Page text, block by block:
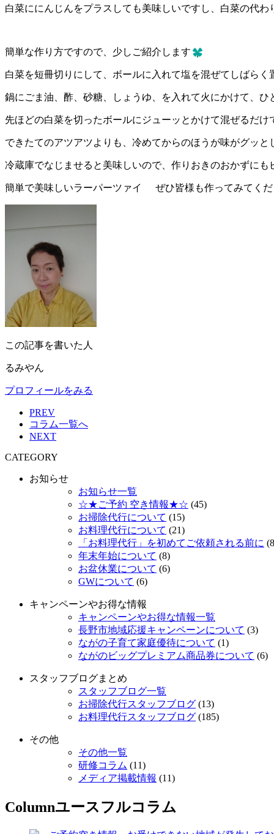
白菜ににんじんをプラスしても美味しいですし、白菜の代
簡単な作り方ですので、少しご紹介します
白菜を短冊切りにして、ボールに入れて塩を混ぜてしばらく
鍋にごま油、酢、砂糖、しょうゆ、を入れて火にかけて、ひ
先ほどの白菜を切ったボールにジューッとかけて混ぜるだけ
できたてのアツアツよりも、冷めてからのほうが味がグッと
冷蔵庫でなじませると美味しいので、作りおきのおかずにも
簡単で美味しいラーパーツァイ ぜひ皆様も作ってみてく
この記事を書いた人
るみやん
プロフィールをみる
PREV
コラム一覧へ
NEXT
CATEGORY
お知らせ
お知らせ一覧
☆★ご予約 空き情報★☆ (45)
お掃除代行について (15)
お料理代行について (21)
「お料理代行」を初めてご依頼される前に
年末年始について (8)
お盆休業について (6)
GWについて (6)
キャンペーンやお得な情報
キャンペーンやお得な情報一覧
長野市地域応援キャンペーンについて (3)
ながの子育て家庭優待について (1)
ながのビッグプレミアム商品券について (6)
スタッフブログまとめ
スタッフブログ一覧
お掃除代行スタッフブログ (13)
お料理代行スタッフブログ (185)
その他
その他一覧
研修コラム (11)
メディア掲載情報 (11)
Columnユースフルコラム